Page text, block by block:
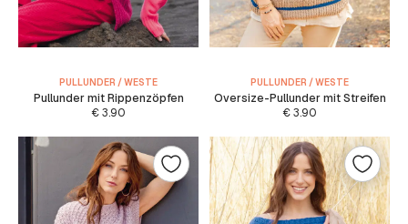
PULLUNDER / WESTE
Pullunder mit Rippenzöpfen
€3.90
PULLUNDER / WESTE
Oversize-Pullunder mit Streifen
€3.90